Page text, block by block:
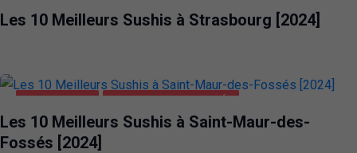
Les 10 Meilleurs Sushis à Strasbourg [2024]
Les 10 Meilleurs Sushis à Saint-Maur-des-
Fossés [2024]